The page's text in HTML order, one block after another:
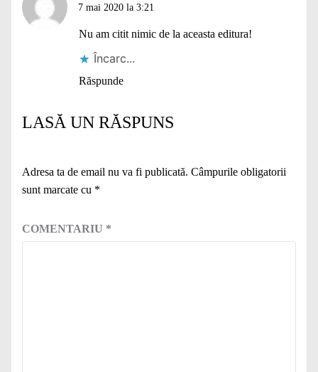
7 mai 2020 la 3:21
Nu am citit nimic de la aceasta editura!
Încarc...
Răspunde
LASĂ UN RĂSPUNS
Adresa ta de email nu va fi publicată. Câmpurile obligatorii
sunt marcate cu *
COMENTARIU *